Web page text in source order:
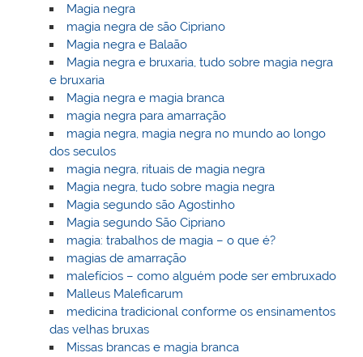
Magia negra
magia negra de são Cipriano
Magia negra e Balaão
Magia negra e bruxaria, tudo sobre magia negra
e bruxaria
Magia negra e magia branca
magia negra para amarração
magia negra, magia negra no mundo ao longo
dos seculos
magia negra, rituais de magia negra
Magia negra, tudo sobre magia negra
Magia segundo são Agostinho
Magia segundo São Cipriano
magia: trabalhos de magia – o que é?
magias de amarração
malefícios – como alguém pode ser embruxado
Malleus Maleficarum
medicina tradicional conforme os ensinamentos
das velhas bruxas
Missas brancas e magia branca